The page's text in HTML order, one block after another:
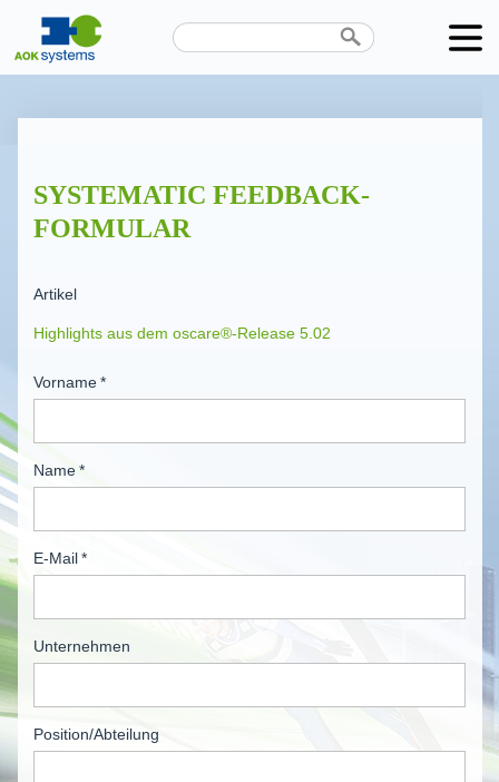
SYSTEMATIC FEEDBACK-
FORMULAR
Artikel
Vorname *
Name *
E-Mail *
Unternehmen
Position/Abteilung
Karriere
Datenschutz